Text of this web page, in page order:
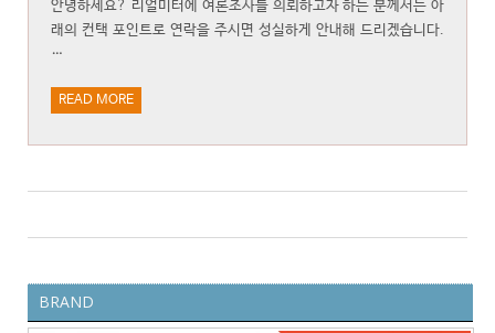
안녕하세요? 리얼미터에 여론조사를 의뢰하고자 하는 분께서는 아
래의 컨택 포인트로 연락을 주시면 성실하게 안내해 드리겠습니다.
…
READ MORE
BRAND